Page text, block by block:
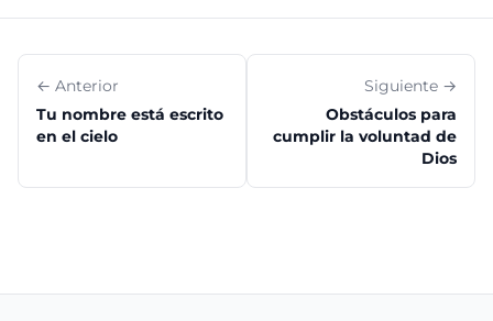
← Anterior
Tu nombre está escrito
en el cielo
Siguiente →
Obstáculos para
cumplir la voluntad de
Dios